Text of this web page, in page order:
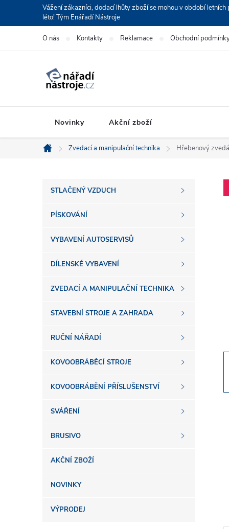
Vážení zákazníci, dodací lhůty zboží se mohou v období
léto! Tým Enářadí Nástroje
O nás Kontakty Reklamace Obchodní
Novinky Akční zboží
Domů
Zvedací a manipulační technika Hřebenový
P
o
s
a
n
n
p
a
n
STLAČENÝ VZDUCH
PÍSKOVÁNÍ
VYBAVENÍ AUTOSERVISŮ
DÍLENSKÉ VYBAVENÍ
ZVEDACÍ A MANIPULAČNÍ TECHNIKA
STAVEBNÍ STROJE A ZAHRADA
RUČNÍ NÁŘADÍ
KOVOOBRÁBĚCÍ STROJE
KOVOOBRÁBĚNÍ PŘÍSLUŠENSTVÍ
SVÁŘENÍ
BRUSIVO
AKČNÍ ZBOŽÍ
NOVINKY
VÝPRODEJ